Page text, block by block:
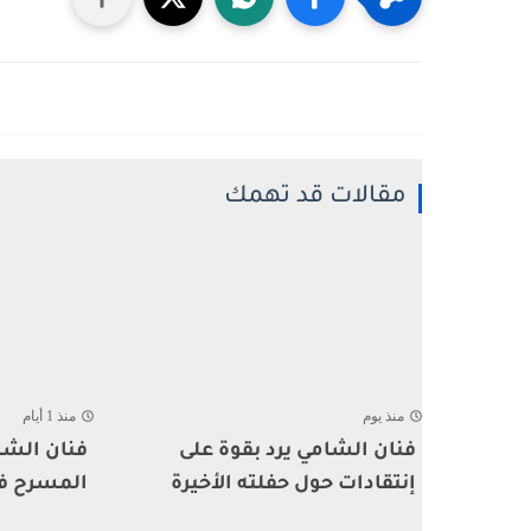
مقالات قد تهمك
منذ يوم
فنان الشامي يرد بقوة على
إنتقادات حول حفلته الأخيرة
منذ 1 أيام
فنان
المسرح